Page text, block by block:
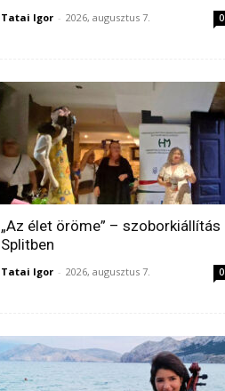
Tatai Igor - 2026, augusztus 7. 0
„Az élet öröme” – szoborkiállítás
Splitben
Tatai Igor - 2026, augusztus 7. 0